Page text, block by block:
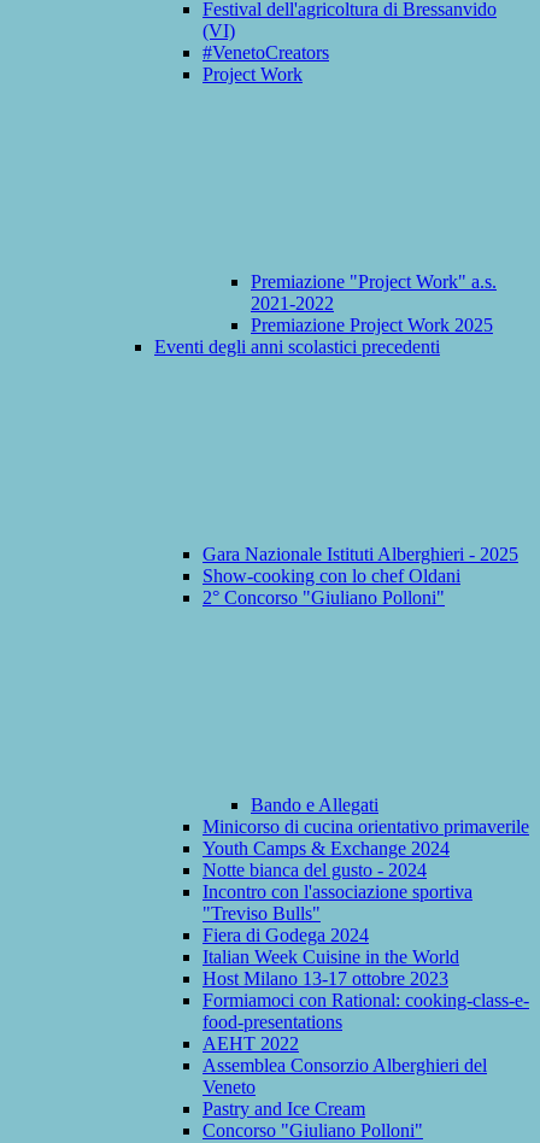
Festival dell'agricoltura di Bressanvido
(VI)
#VenetoCreators
Project Work
Premiazione "Project Work" a.s.
2021-2022
Premiazione Project Work 2025
Eventi degli anni scolastici precedenti
Gara Nazionale Istituti Alberghieri - 2025
Show-cooking con lo chef Oldani
2° Concorso "Giuliano Polloni"
Bando e Allegati
Minicorso di cucina orientativo primaverile
Youth Camps & Exchange 2024
Notte bianca del gusto - 2024
Incontro con l'associazione sportiva
"Treviso Bulls"
Fiera di Godega 2024
Italian Week Cuisine in the World
Host Milano 13-17 ottobre 2023
Formiamoci con Rational: cooking-class-e-
food-presentations
AEHT 2022
Assemblea Consorzio Alberghieri del
Veneto
Pastry and Ice Cream
Concorso "Giuliano Polloni"